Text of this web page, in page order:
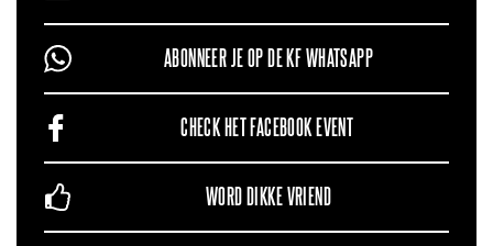
ABONNEER JE OP DE KF WHATSAPP
CHECK HET FACEBOOK EVENT
WORD DIKKE VRIEND